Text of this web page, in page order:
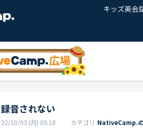
キッズ英会
録音されない
22/10/03 (月) 05:18 カテゴリ NativeCamp.